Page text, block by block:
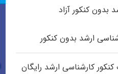
بدون کنکور آزاد
ارشد بدون کنکور
کنکور کارشناسی ارشد رایگان